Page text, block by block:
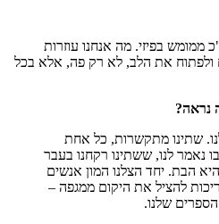
בפיזי. מה אנחנו עוזרות
את הלב, לא רק פה, אלא בכל
שתינו מתקשרות, כל אחת
נאמר לנו, ששתינו רקחנו בעבר
הבת. יחד הצלנו המון אנשים
להציל את היקום ממגפה –
שלנו.